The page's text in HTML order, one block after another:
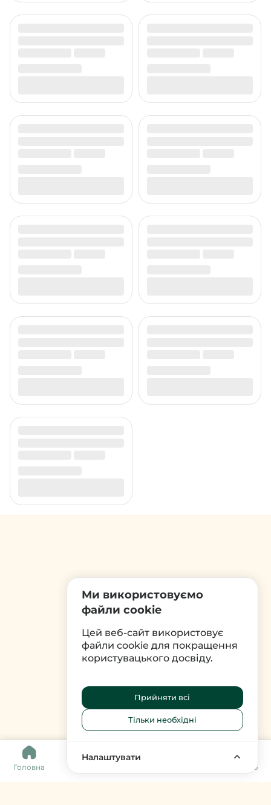
Головна Меню
Ми використовуємо
файли cookie
Цей веб-сайт використовує
файли cookie для покращення
користувацького досвіду.
Прийняти всі
Тільки необхідні
Налаштувати